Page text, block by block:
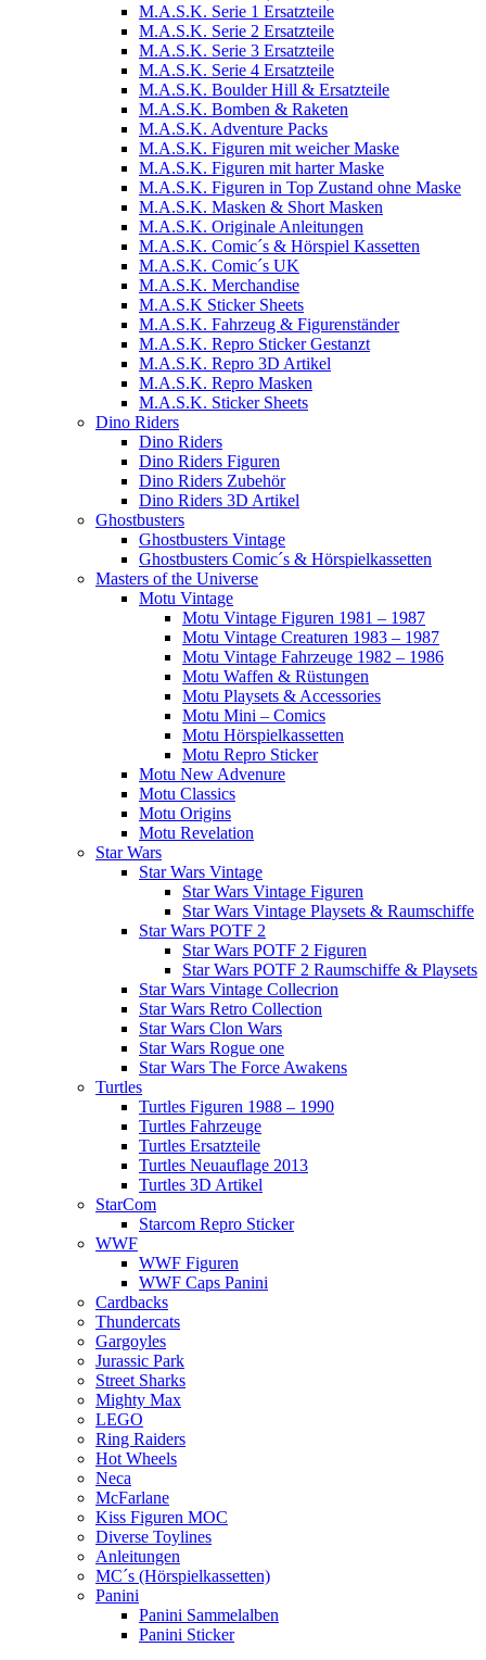
M.A.S.K. Serie 1 Ersatzteile
M.A.S.K. Serie 2 Ersatzteile
M.A.S.K. Serie 3 Ersatzteile
M.A.S.K. Serie 4 Ersatzteile
M.A.S.K. Boulder Hill & Ersatzteile
M.A.S.K. Bomben & Raketen
M.A.S.K. Adventure Packs
M.A.S.K. Figuren mit weicher Maske
M.A.S.K. Figuren mit harter Maske
M.A.S.K. Figuren in Top Zustand ohne Maske
M.A.S.K. Masken & Short Masken
M.A.S.K. Originale Anleitungen
M.A.S.K. Comic´s & Hörspiel Kassetten
M.A.S.K. Comic´s UK
M.A.S.K. Merchandise
M.A.S.K Sticker Sheets
M.A.S.K. Fahrzeug & Figurenständer
M.A.S.K. Repro Sticker Gestanzt
M.A.S.K. Repro 3D Artikel
M.A.S.K. Repro Masken
M.A.S.K. Sticker Sheets
Dino Riders
Dino Riders
Dino Riders Figuren
Dino Riders Zubehör
Dino Riders 3D Artikel
Ghostbusters
Ghostbusters Vintage
Ghostbusters Comic´s & Hörspielkassetten
Masters of the Universe
Motu Vintage
Motu Vintage Figuren 1981 – 1987
Motu Vintage Creaturen 1983 – 1987
Motu Vintage Fahrzeuge 1982 – 1986
Motu Waffen & Rüstungen
Motu Playsets & Accessories
Motu Mini – Comics
Motu Hörspielkassetten
Motu Repro Sticker
Motu New Advenure
Motu Classics
Motu Origins
Motu Revelation
Star Wars
Star Wars Vintage
Star Wars Vintage Figuren
Star Wars Vintage Playsets & Raumschiffe
Star Wars POTF 2
Star Wars POTF 2 Figuren
Star Wars POTF 2 Raumschiffe & Playsets
Star Wars Vintage Collecrion
Star Wars Retro Collection
Star Wars Clon Wars
Star Wars Rogue one
Star Wars The Force Awakens
Turtles
Turtles Figuren 1988 – 1990
Turtles Fahrzeuge
Turtles Ersatzteile
Turtles Neuauflage 2013
Turtles 3D Artikel
StarCom
Starcom Repro Sticker
WWF
WWF Figuren
WWF Caps Panini
Cardbacks
Thundercats
Gargoyles
Jurassic Park
Street Sharks
Mighty Max
LEGO
Ring Raiders
Hot Wheels
Neca
McFarlane
Kiss Figuren MOC
Diverse Toylines
Anleitungen
MC´s (Hörspielkassetten)
Panini
Panini Sammelalben
Panini Sticker